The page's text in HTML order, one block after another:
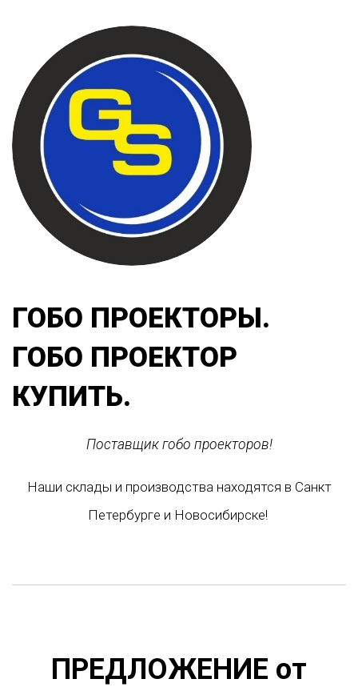
ГОБО ПРОЕКТОРЫ.
ГОБО ПРОЕКТОР
КУПИТЬ.
Поставщик гобо проекторов!
Наши склады и производства находятся в Санкт
Петербурге и Новосибирске!
ПРЕДЛОЖЕНИЕ от